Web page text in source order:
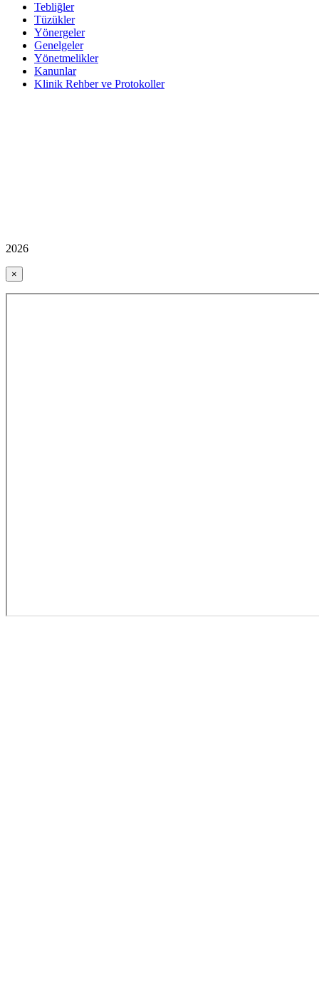
Tebliğler
Tüzükler
Yönergeler
Genelgeler
Yönetmelikler
Kanunlar
Klinik Rehber ve Protokoller
2026
×